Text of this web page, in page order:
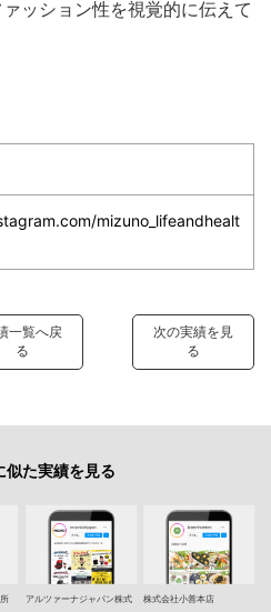
ッション性を視覚的に伝えて
mizuno_lifeandhealt
一覧へ戻
る
次の実績を見
る
似た実績を見る
アルツァーナジャパン株式 株式会社小善本店